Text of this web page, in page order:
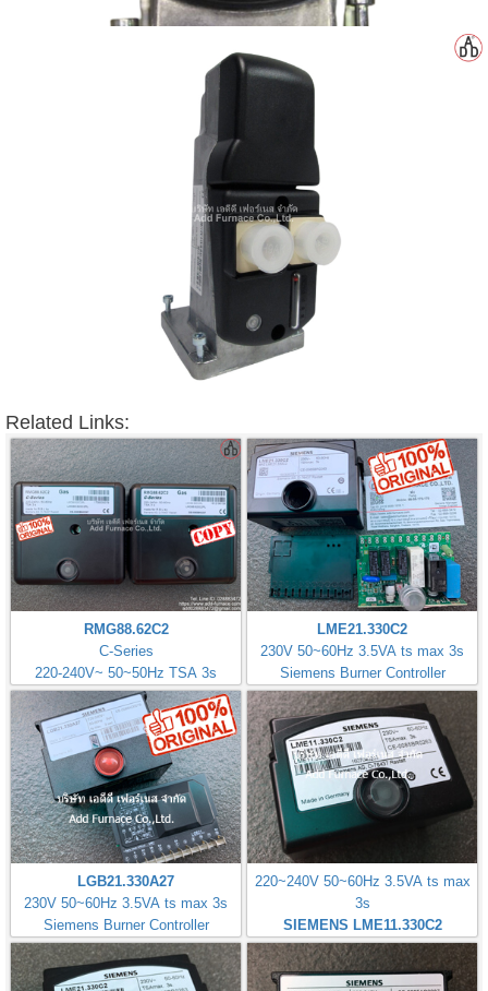
Related Links:
RMG88.62C2
C-Series
220-240V~ 50~50Hz TSA 3s
LME21.330C2
230V 50~60Hz 3.5VA ts max 3s
Siemens Burner Controller
LGB21.330A27
230V 50~60Hz 3.5VA ts max 3s
Siemens Burner Controller
220~240V 50~60Hz 3.5VA ts max
3s
SIEMENS LME11.330C2